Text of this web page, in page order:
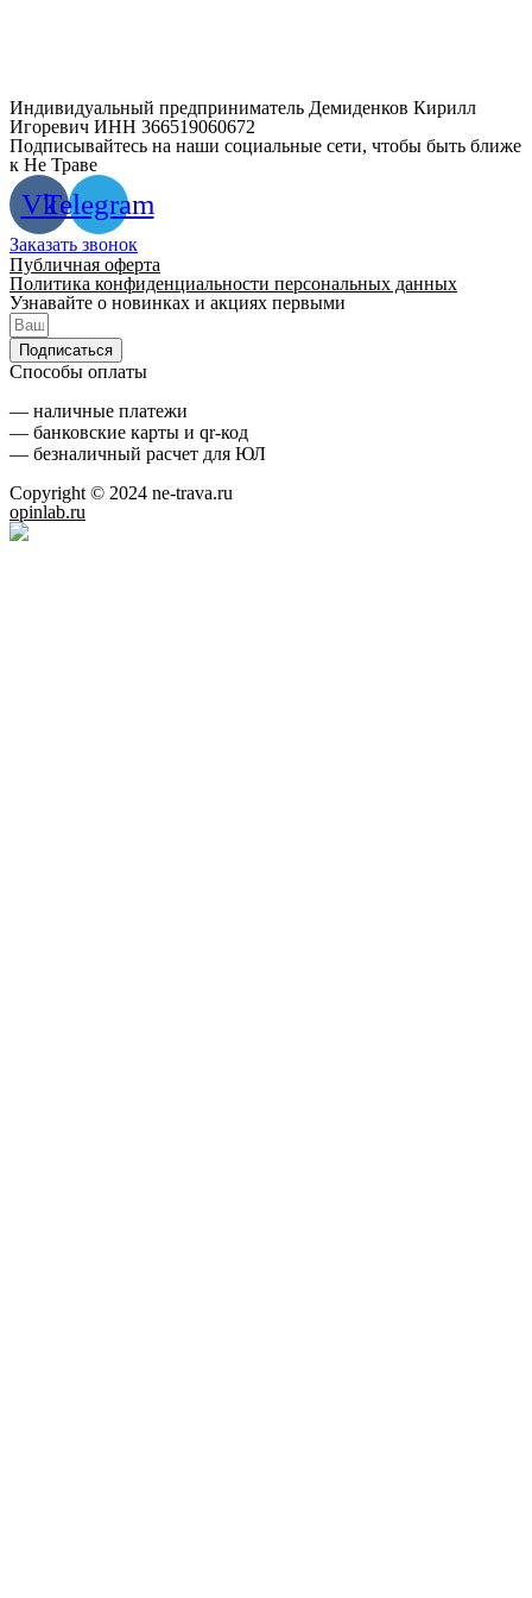
Индивидуальный предприниматель Демиденков Кирилл
Игоревич ИНН 366519060672
Подписывайтесь на наши социальные сети, чтобы быть ближе
к Не Траве
VkTelegram
Заказать звонок
Публичная оферта
Политика конфиденциальности персональных данных
Узнавайте о новинках и акциях первыми
Подписаться
Способы оплаты
— наличные платежи
— банковские карты и qr-код
— безналичный расчет для ЮЛ
Copyright © 2024 ne-trava.ru
opinlab.ru